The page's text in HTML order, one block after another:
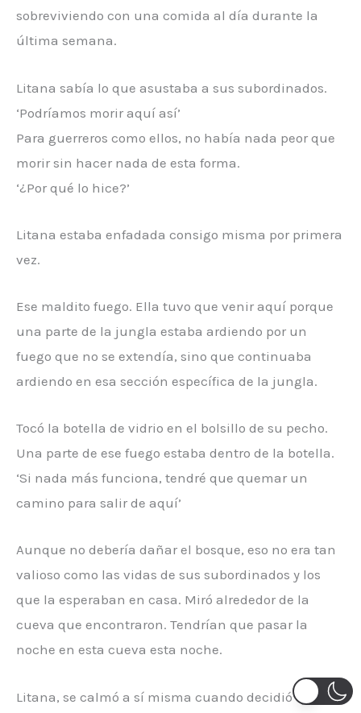
sobreviviendo con una comida al día durante la
última semana.
Litana sabía lo que asustaba a sus subordinados.
‘Podríamos morir aquí así’
Para guerreros como ellos, no había nada peor que
morir sin hacer nada de esta forma.
‘¿Por qué lo hice?’
Litana estaba enfadada consigo misma por primera
vez.
Ese maldito fuego. Ella tuvo que venir aquí porque
una parte de la jungla estaba ardiendo por un
fuego que no se extendía, sino que continuaba
ardiendo en esa sección específica de la jungla.
Tocó la botella de vidrio en el bolsillo de su pecho.
Una parte de ese fuego estaba dentro de la botella.
‘Si nada más funciona, tendré que quemar un
camino para salir de aquí’
Aunque no debería dañar el bosque, eso no era tan
valioso como las vidas de sus subordinados y los
que la esperaban en casa. Miró alrededor de la
cueva que encontraron. Tendrían que pasar la
noche en esta cueva esta noche.
Litana, se calmó a sí misma cuando decidió que